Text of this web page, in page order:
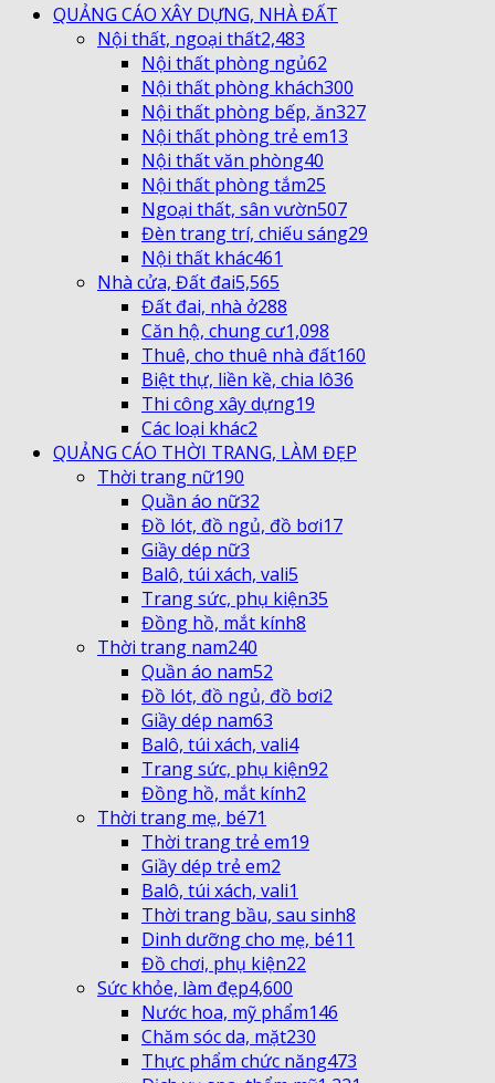
QUẢNG CÁO XÂY DỰNG, NHÀ ĐẤT
Nội thất, ngoại thất2,483
Nội thất phòng ngủ62
Nội thất phòng khách300
Nội thất phòng bếp, ăn327
Nội thất phòng trẻ em13
Nội thất văn phòng40
Nội thất phòng tắm25
Ngoại thất, sân vườn507
Đèn trang trí, chiếu sáng29
Nội thất khác461
Nhà cửa, Đất đai5,565
Đất đai, nhà ở288
Căn hộ, chung cư1,098
Thuê, cho thuê nhà đất160
Biệt thự, liền kề, chia lô36
Thi công xây dựng19
Các loại khác2
QUẢNG CÁO THỜI TRANG, LÀM ĐẸP
Thời trang nữ190
Quần áo nữ32
Đồ lót, đồ ngủ, đồ bơi17
Giầy dép nữ3
Balô, túi xách, vali5
Trang sức, phụ kiện35
Đồng hồ, mắt kính8
Thời trang nam240
Quần áo nam52
Đồ lót, đồ ngủ, đồ bơi2
Giầy dép nam63
Balô, túi xách, vali4
Trang sức, phụ kiện92
Đồng hồ, mắt kính2
Thời trang mẹ, bé71
Thời trang trẻ em19
Giầy dép trẻ em2
Balô, túi xách, vali1
Thời trang bầu, sau sinh8
Dinh dưỡng cho mẹ, bé11
Đồ chơi, phụ kiện22
Sức khỏe, làm đẹp4,600
Nước hoa, mỹ phẩm146
Chăm sóc da, mặt230
Thực phẩm chức năng473